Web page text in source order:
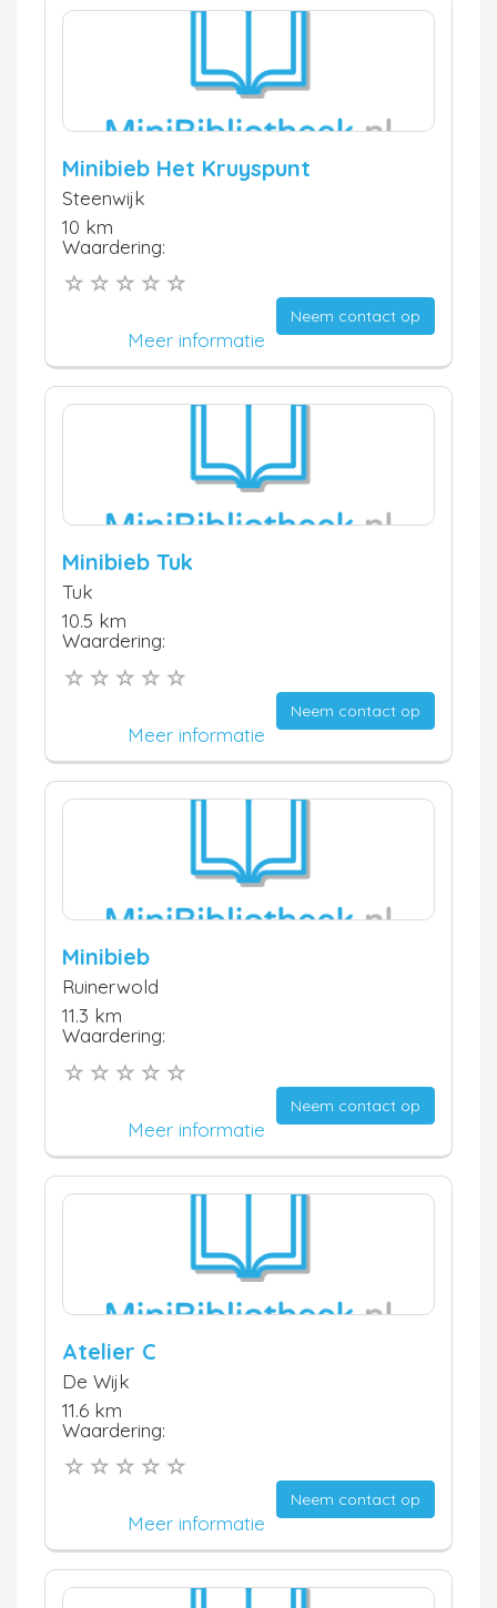
Minibieb Het Kruyspunt
Steenwijk
10 km
Waardering:
Neem contact op
Meer informatie
Minibieb Tuk
Tuk
10.5 km
Waardering:
Neem contact op
Meer informatie
Minibieb
Ruinerwold
11.3 km
Waardering:
Neem contact op
Meer informatie
Atelier C
De Wijk
11.6 km
Waardering:
Neem contact op
Meer informatie